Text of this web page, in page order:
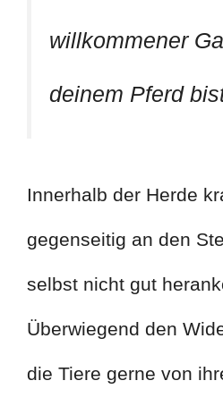
willkommener
deinem Pferd
Innerhalb der Herde
gegenseitig an den
selbst nicht gut
Überwiegend den
die Tiere gerne von